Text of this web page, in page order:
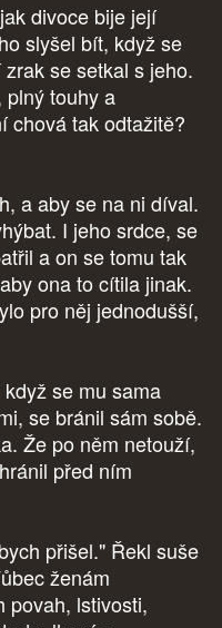
divoce bije její
slyšel bít, když se
se setkal s jeho.
plný touhy a
chová tak odtažitě?
a aby se na ni díval.
I jeho srdce, se
a on se tomu tak
ona to cítila jinak.
pro něj jednodušší,
se mu sama
se bránil sám sobě.
Že po něm netouží,
před ním
přišel." Řekl suše
ženám
povah, lstivosti,